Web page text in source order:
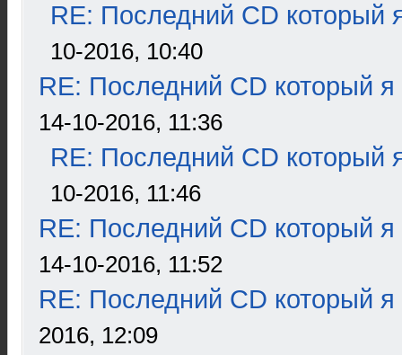
RE: Последний CD который
10-2016, 10:40
RE: Последний CD который я
14-10-2016, 11:36
RE: Последний CD который
10-2016, 11:46
RE: Последний CD который я
14-10-2016, 11:52
RE: Последний CD который я
2016, 12:09